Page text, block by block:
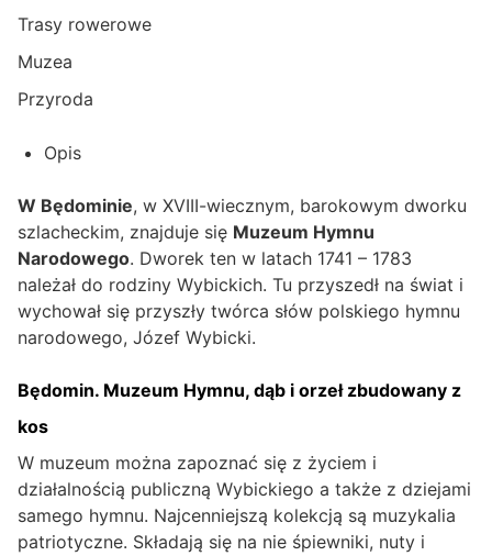
Trasy rowerowe
Muzea
Przyroda
Opis
W Będominie, w XVIII-wiecznym, barokowym dworku
szlacheckim, znajduje się Muzeum Hymnu
Narodowego. Dworek ten w latach 1741 – 1783
należał do rodziny Wybickich. Tu przyszedł na świat i
wychował się przyszły twórca słów polskiego hymnu
narodowego, Józef Wybicki.
Będomin. Muzeum Hymnu, dąb i orzeł zbudowany z
kos
W muzeum można zapoznać się z życiem i
działalnością publiczną Wybickiego a także z dziejami
samego hymnu. Najcenniejszą kolekcją są muzykalia
patriotyczne. Składają się na nie śpiewniki, nuty i